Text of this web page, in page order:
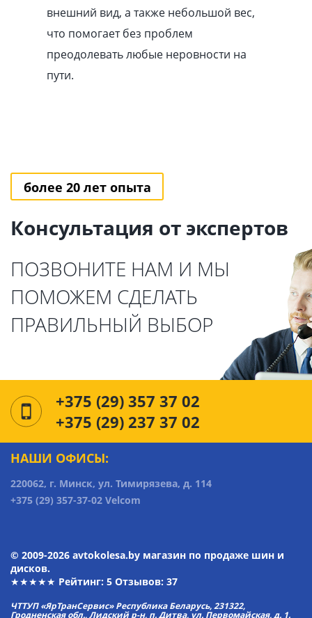
внешний вид, а также небольшой вес,
что помогает без проблем
преодолевать любые неровности на
пути.
более 20 лет опыта
Консультация от экспертов
ПОЗВОНИТЕ НАМ И МЫ
ПОМОЖЕМ СДЕЛАТЬ
ПРАВИЛЬНЫЙ ВЫБОР
+375 (29) 357 37 02
+375 (29) 237 37 02
НАШИ ОФИСЫ:
220062, г. Минск, ул. Тимирязева, д. 114
+375 (29) 357-37-02 Velcom
© 2009-2026 avtokolesa.by магазин по продаже шин и
дисков.
★★★★★ Рейтинг: 5 Отзывов: 37
ЧТТУП «ЯрТранСервис» Республика Беларусь, 231322,
Гродненская обл., Лидский р-н, п. Дитва, ул. Первомайская, д. 1.